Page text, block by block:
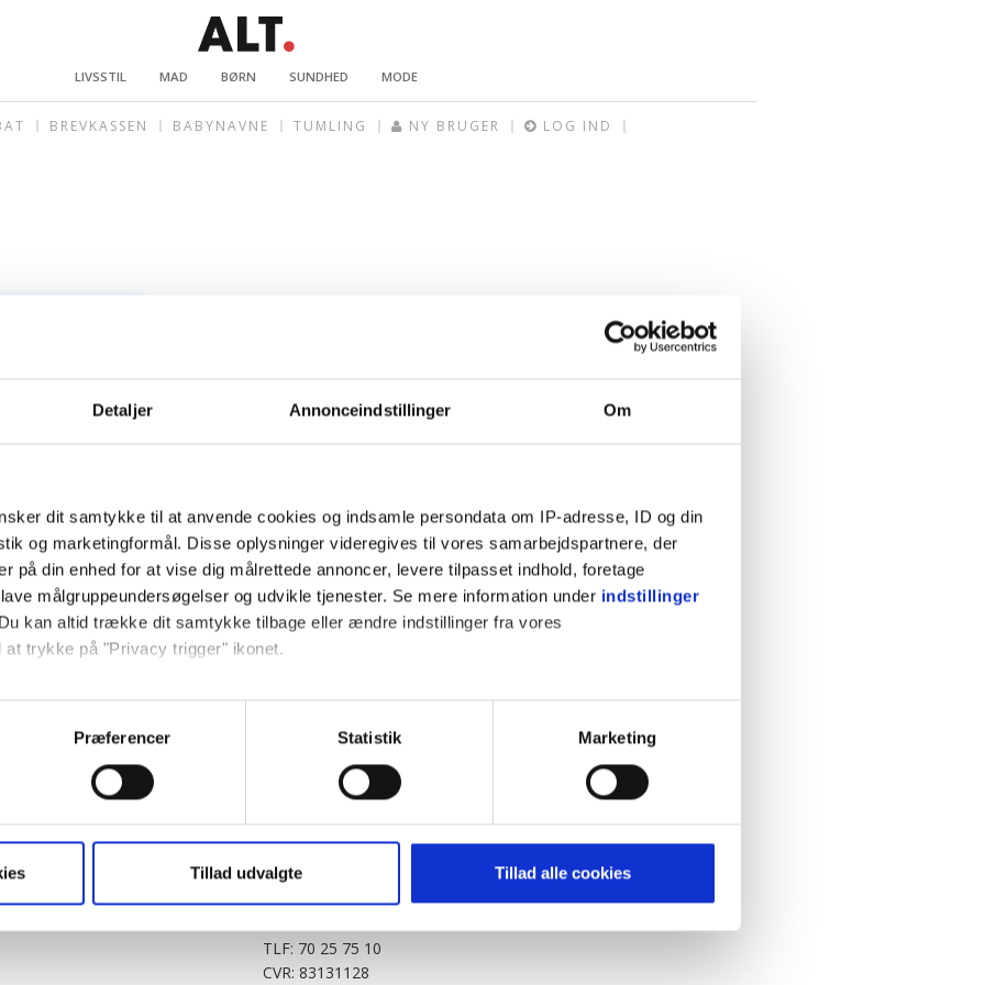
Detaljer Annonceindstillinger Om
dit samtykke til at anvende cookies og indsamle persondata om IP-adresse, ID og din
og marketingformål. Disse oplysninger videregives til vores samarbejdspartnere, der
på din enhed for at vise dig målrettede annoncer, levere tilpasset indhold, foretage
målgruppeundersøgelser og udvikle tjenester. Se mere information under indstillinger
kan altid trække dit samtykke tilbage eller ændre indstillinger fra vores
at trykke på "Privacy trigger" ikonet.
gerne:
om din placering, der kan være nøjagtig inden for få meter
baseret på en scanning af dens unikke karakteristika (fingerprinting)
må bruge egne cookies og cookies fra tredjeparter til at optimere dit besøg på vores
generere statistik og huske dine præferencer samt til brug for markedsføring, så vi
tilbage. Du skal være opmærksom på, at vores hjemmeside muligvis ikke fungerer
cookies eller tilbagetrækker et samtykke. Du kan læse mere om vores brug af cookies
Præferencer Statistik Marketing
Tillad udvalgte Tillad alle cookies
LIVSSTIL MAD BØRN SUNDHED MODE
BREVKASSEN BABYNAVNE TUMLING NY BRUGER LOG IND
KitchenOne.dk
Jollyroom.dk
Outnorth.dk
Klikk.no
Alt.dk
Realityportalen.dk
Cookiepolitik
Privatlivspolitik
BABY.DK
Story House Egmont A/S
Strødamvej 46
TLF: 70 25 75 10
CVR: 83131128